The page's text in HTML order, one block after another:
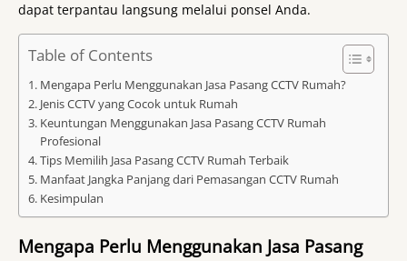
dapat terpantau langsung melalui ponsel Anda.
Table of Contents
Mengapa Perlu Menggunakan Jasa Pasang CCTV Rumah?
Jenis CCTV yang Cocok untuk Rumah
Keuntungan Menggunakan Jasa Pasang CCTV Rumah
Profesional
Tips Memilih Jasa Pasang CCTV Rumah Terbaik
Manfaat Jangka Panjang dari Pemasangan CCTV Rumah
Kesimpulan
Mengapa Perlu Menggunakan Jasa Pasang